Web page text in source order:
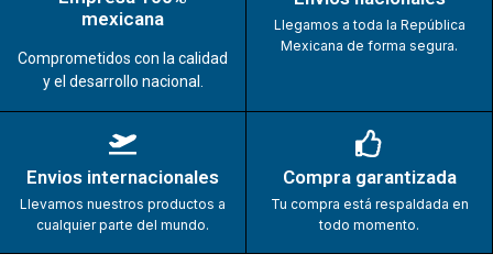
mexicana
Comprometidos con la calidad
y el desarrollo nacional.
Llegamos a toda la República
Mexicana de forma segura.
Envios internacionales
Llevamos nuestros productos a
cualquier parte del mundo.
Compra garantizada
Tu compra está respaldada en
todo momento.